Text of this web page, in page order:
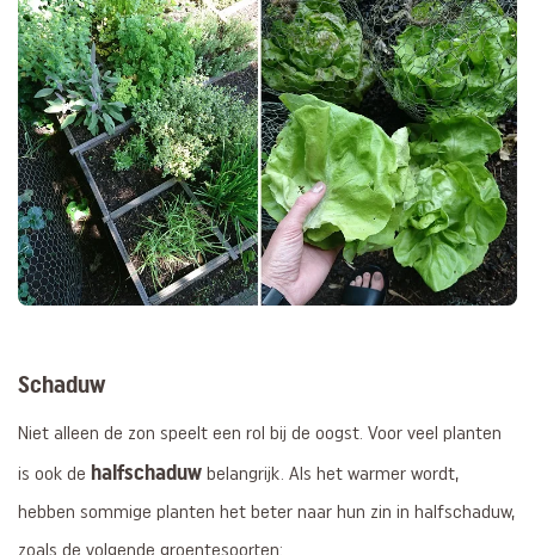
Schaduw
Niet alleen de zon speelt een rol bij de oogst. Voor veel planten
is ook de halfschaduw belangrijk. Als het warmer wordt,
hebben sommige planten het beter naar hun zin in halfschaduw,